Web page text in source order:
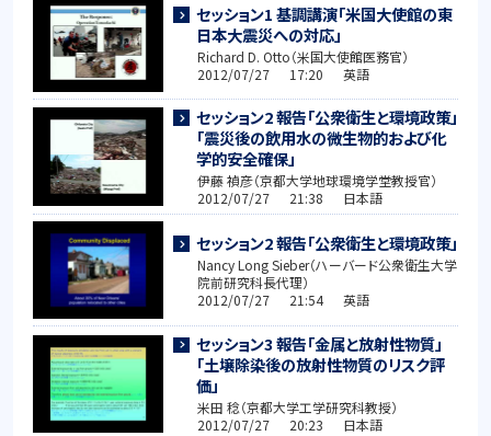
セッション1 基調講演「米国大使館の東
日本大震災への対応」
Richard D. Otto（米国大使館医務官）
2012/07/27 17:20 英語
セッション2 報告「公衆衛生と環境政策」
「震災後の飲用水の微生物的および化
学的安全確保」
伊藤 禎彦（京都大学地球環境学堂教授官）
2012/07/27 21:38 日本語
セッション2 報告「公衆衛生と環境政策」
Nancy Long Sieber（ハーバード公衆衛生大学
院前研究科長代理）
2012/07/27 21:54 英語
セッション3 報告「金属と放射性物質」
「土壌除染後の放射性物質のリスク評
価」
米田 稔（京都大学工学研究科教授）
2012/07/27 20:23 日本語